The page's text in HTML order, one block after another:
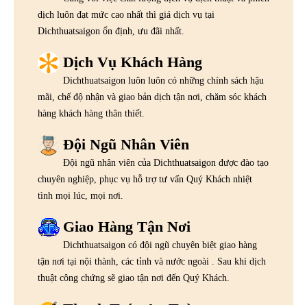
dịch luôn đạt mức cao nhất thì giá dịch vụ tại
Dichthuatsaigon ổn định, ưu đãi nhất.
Dịch Vụ Khách Hàng
Dichthuatsaigon luôn luôn có những chính sách hậu
mãi, chế độ nhận và giao bản dịch tận nơi, chăm sóc khách
hàng khách hàng thân thiết.
Đội Ngũ Nhân Viên
Đội ngũ nhân viên của Dichthuatsaigon được đào tạo
chuyên nghiệp, phục vụ hỗ trợ tư vấn Quý Khách nhiệt
tình mọi lúc, mọi nơi.
Giao Hàng Tận Nơi
Dichthuatsaigon có đội ngũ chuyên biệt giao hàng
tận nơi tại nội thành, các tỉnh và nước ngoài . Sau khi dịch
thuật công chứng sẽ giao tận nơi đến Quý Khách.